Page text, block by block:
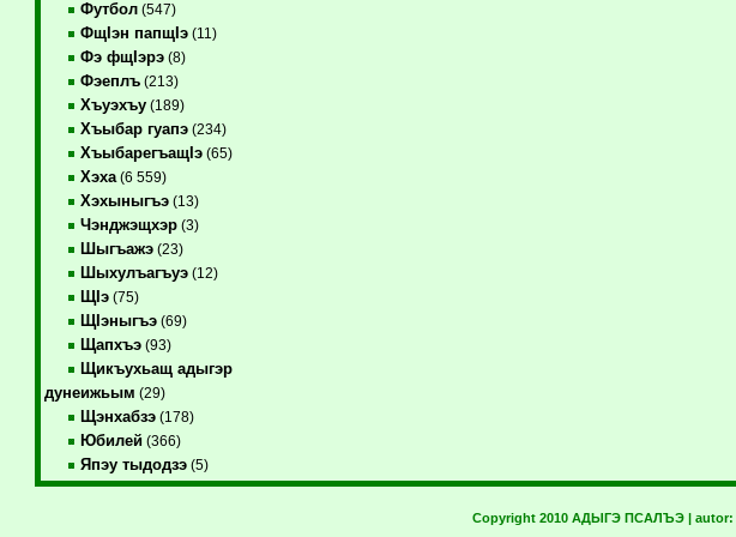
Футбол(547)
ФщIэн папщIэ(11)
Фэ фщIэрэ(8)
Фэеплъ(213)
Хъуэхъу(189)
Хъыбар гуапэ(234)
ХъыбарегъащIэ(65)
Хэха(6 559)
Хэхыныгъэ(13)
Чэнджэщхэр(3)
Шыгъажэ(23)
Шыхулъагъуэ(12)
ЩIэ(75)
ЩIэныгъэ(69)
Щапхъэ(93)
Щикъухьащ адыгэр
дунеижьым (29)
Щэнхабзэ(178)
Юбилей(366)
Япэу тыдодзэ(5)
Copyright 2010 АДЫГЭ ПСАЛЪЭ | autor: